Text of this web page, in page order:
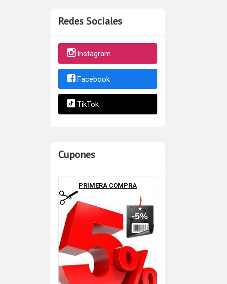
Redes Sociales
Instagram
Facebook
TikTok
Cupones
PRIMERA COMPRA
-5%